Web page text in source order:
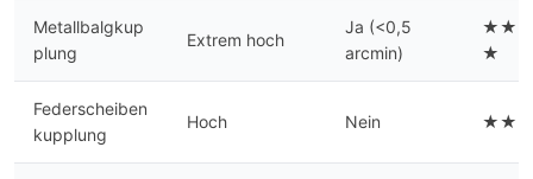
Metallbalgkup
plung
Extrem hoch
Ja (<0,5
arcmin)
★
Federscheiben
kupplung
Hoch Nein